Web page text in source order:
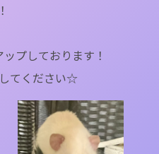
プしております！
てください☆